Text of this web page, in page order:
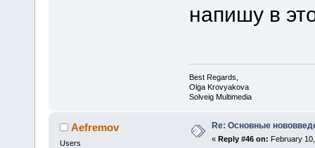
напишу в
Best Regards,
Olga Krovyakova
Solveig Multimedia
Aefremov
Users
Re: Основные
« Reply #46 on: February